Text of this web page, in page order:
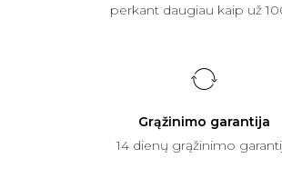
perkant daugiau kaip už
Grąžinimo garantija
14 dienų grąžinimo